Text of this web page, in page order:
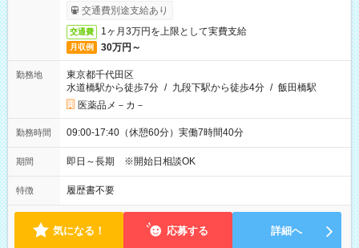
交通費別途支給あり
交通費 1ヶ月3万円を上限として実費支給
月収例 30万円～
勤務地
東京都千代田区
水道橋駅から徒歩7分 / 九段下駅から徒歩4分 / 飯田橋駅
医薬品メ－カ－
勤務時間 09:00-17:40（休憩60分）実働7時間40分
期間 即日～長期 ※開始日相談OK
特徴 履歴書不要
気になる！ 応募する 詳細へ